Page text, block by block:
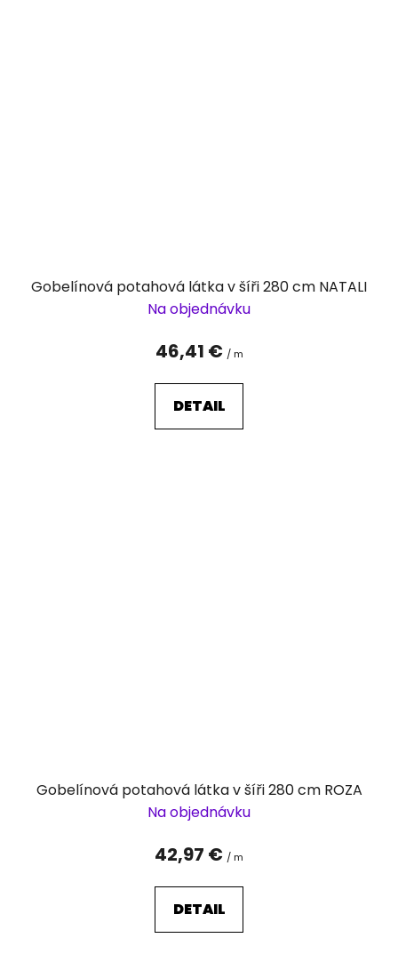
Gobelínová potahová látka v šíři 280 cm NATALI
Na objednávku
46,41 € / m
DETAIL
Gobelínová potahová látka v šíři 280 cm ROZA
Na objednávku
42,97 € / m
DETAIL